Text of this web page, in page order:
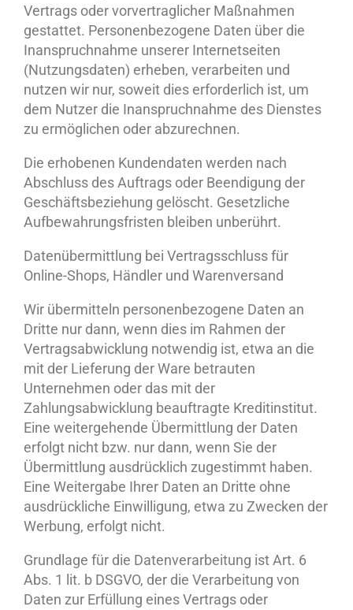
Vertrags oder vorvertraglicher Maßnahmen
gestattet. Personenbezogene Daten über die
Inanspruchnahme unserer Internetseiten
(Nutzungsdaten) erheben, verarbeiten und
nutzen wir nur, soweit dies erforderlich ist, um
dem Nutzer die Inanspruchnahme des Dienstes
zu ermöglichen oder abzurechnen.
Die erhobenen Kundendaten werden nach
Abschluss des Auftrags oder Beendigung der
Geschäftsbeziehung gelöscht. Gesetzliche
Aufbewahrungsfristen bleiben unberührt.
Datenübermittlung bei Vertragsschluss für
Online-Shops, Händler und Warenversand
Wir übermitteln personenbezogene Daten an
Dritte nur dann, wenn dies im Rahmen der
Vertragsabwicklung notwendig ist, etwa an die
mit der Lieferung der Ware betrauten
Unternehmen oder das mit der
Zahlungsabwicklung beauftragte Kreditinstitut.
Eine weitergehende Übermittlung der Daten
erfolgt nicht bzw. nur dann, wenn Sie der
Übermittlung ausdrücklich zugestimmt haben.
Eine Weitergabe Ihrer Daten an Dritte ohne
ausdrückliche Einwilligung, etwa zu Zwecken der
Werbung, erfolgt nicht.
Grundlage für die Datenverarbeitung ist Art. 6
Abs. 1 lit. b DSGVO, der die Verarbeitung von
Daten zur Erfüllung eines Vertrags oder